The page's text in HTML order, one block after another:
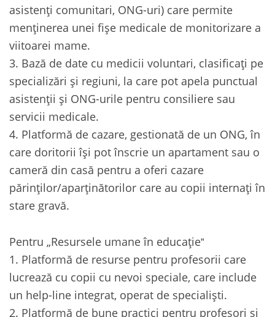
asistenți comunitari, ONG-uri) care permite
menținerea unei fișe medicale de monitorizare a
viitoarei mame.
3. Bază de date cu medicii voluntari, clasificați pe
specializări și regiuni, la care pot apela punctual
asistenții și ONG-urile pentru consiliere sau
servicii medicale.
4. Platformă de cazare, gestionată de un ONG, în
care doritorii își pot înscrie un apartament sau o
cameră din casă pentru a oferi cazare
părinților/aparținătorilor care au copii internați în
stare gravă.
Pentru „Resursele umane în educație‟
1. Platformă de resurse pentru profesorii care
lucrează cu copii cu nevoi speciale, care include
un help-line integrat, operat de specialiști.
2. Platformă de bune practici pentru profesori și